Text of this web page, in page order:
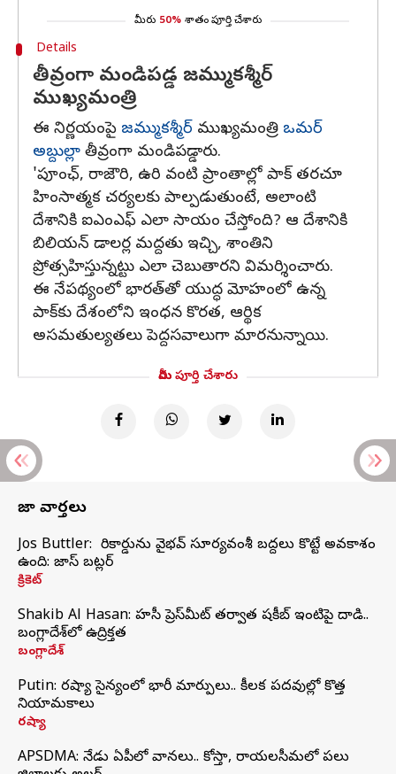
మీరు 50% శాతం పూర్తి చేశారు
Details
తీవ్రంగా మండిపడ్డ జమ్ముకశ్మీర్
ముఖ్యమంత్రి
ఈ నిర్ణయంపై జమ్ముకశ్మీర్ ముఖ్యమంత్రి ఒమర్‌
అబ్దుల్లా తీవ్రంగా మండిపడ్డారు.
'పూంఛ్‌, రాజౌరి, ఉరి వంటి ప్రాంతాల్లో పాక్‌ తరచూ
హింసాత్మక చర్యలకు పాల్పడుతుంటే, అలాంటి
దేశానికి ఐఎంఎఫ్‌ ఎలా సాయం చేస్తోంది? ఆ దేశానికి
బిలియన్‌ డాలర్ల మద్దతు ఇచ్చి, శాంతిని
ప్రోత్సహిస్తున్నట్టు ఎలా చెబుతారని విమర్శించారు.
ఈ నేపథ్యంలో భారత్‌తో యుద్ధ మోహంలో ఉన్న
పాక్‌కు దేశంలోని ఇంధన కొరత, ఆర్థిక
అసమతుల్యతలు పెద్దసవాలుగా మారనున్నాయి.
మీరు పూర్తి చేశారు
తాజా వార్తలు
Jos Buttler: నా రికార్డును వైభవ్ సూర్యవంశీ బద్దలు కొట్టే అవకాశం
ఉంది: జాస్ బట్లర్
క్రికెట్
Shakib Al Hasan: హసీనా ప్రెస్‌మీట్‌ తర్వాత షకీబ్‌ ఇంటిపై దాడి..
బంగ్లాదేశ్‌లో ఉద్రిక్తత
బంగ్లాదేశ్
Putin: రష్యా సైన్యంలో భారీ మార్పులు.. కీలక పదవుల్లో కొత్త
నియామకాలు
రష్యా
APSDMA: నేడు ఏపీలో వానలు.. కోస్తా, రాయలసీమలో పలు